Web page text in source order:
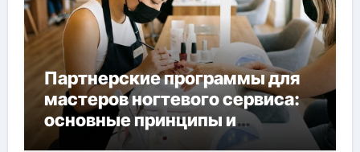
Партнерские программы для
мастеров ногтевого сервиса:
основные принципы и
форматы участия